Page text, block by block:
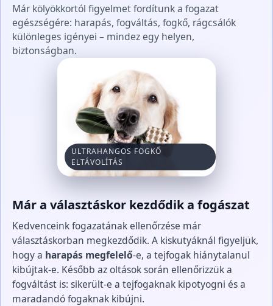
Már kölyökkortól figyelmet fordítunk a fogazat
egészségére: harapás, fogváltás, fogkő, rágcsálók
különleges igényei – mindez egy helyen,
biztonságban.
ULTRAHANGOS FOGKŐ
ELTÁVOLÍTÁS
Már a választáskor kezdődik a fogászat
Kedvenceink fogazatának ellenőrzése már
választáskorban megkezdődik. A kiskutyáknál figyeljük,
hogy a harapás megfelelő-e, a tejfogak hiánytalanul
kibújtak-e. Később az oltások során ellenőrizzük a
fogváltást is: sikerült-e a tejfogaknak kipotyogni és a
maradandó fogaknak kibújni.